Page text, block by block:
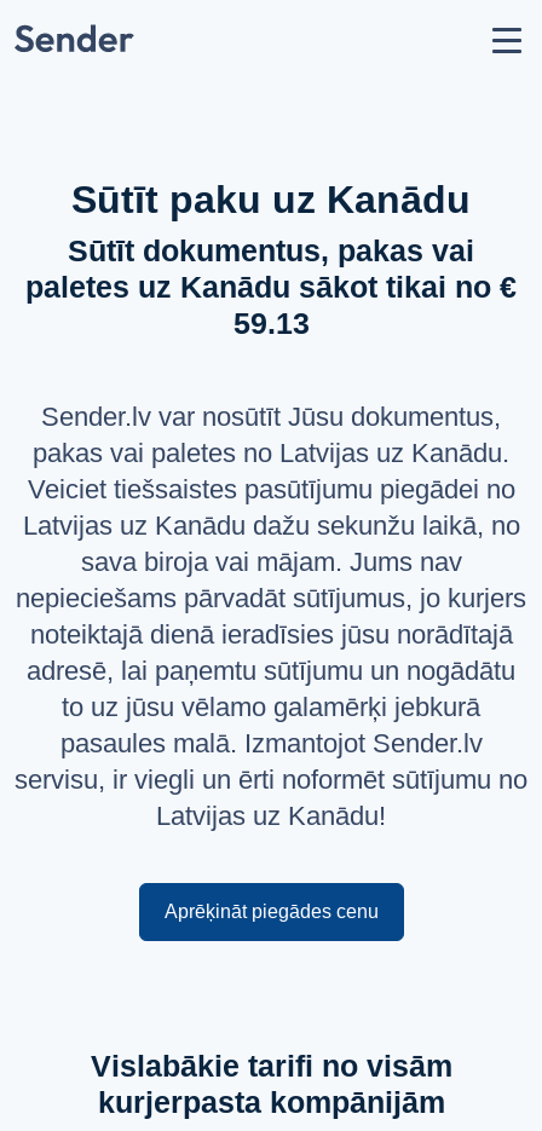
Nosūtīt sūtījumu
Pārvadātāju partneri
Aizliegumi un ierobežojumi
Jautājumi un atbildes
VALODA
Latviešu
Русский
English
Sūtīt paku uz Kanādu
Sūtīt dokumentus, pakas vai
paletes uz Kanādu sākot tikai no €
59.13
Sender.lv var nosūtīt Jūsu dokumentus,
pakas vai paletes no Latvijas uz Kanādu.
Veiciet tiešsaistes pasūtījumu piegādei no
Latvijas uz Kanādu dažu sekunžu laikā, no
sava biroja vai mājam. Jums nav
nepieciešams pārvadāt sūtījumus, jo kurjers
noteiktajā dienā ieradīsies jūsu norādītajā
adresē, lai paņemtu sūtījumu un nogādātu
to uz jūsu vēlamo galamērķi jebkurā
pasaules malā. Izmantojot Sender.lv
servisu, ir viegli un ērti noformēt sūtījumu no
Latvijas uz Kanādu!
Aprēķināt piegādes cenu
Vislabākie tarifi no visām
kurjerpasta kompānijām